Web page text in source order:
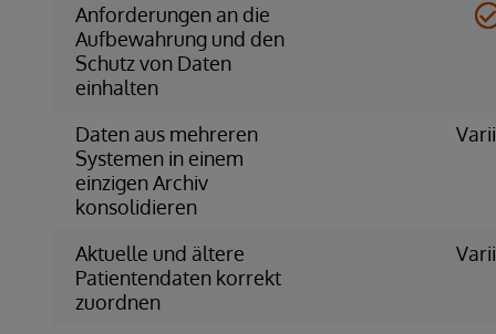
Anforderungen an die
Aufbewahrung und den
Schutz von Daten
einhalten
Daten aus mehreren
Systemen in einem
einzigen Archiv
konsolidieren
Aktuelle und ältere
Patientendaten korrekt
zuordnen